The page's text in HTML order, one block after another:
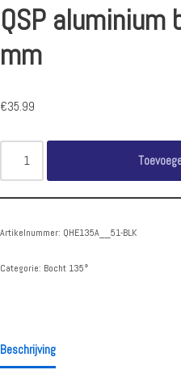
QSP
mm
€35.99
Artikelnummer: QHE135A__51-BLK
Categorie: Bocht 135°
Beschrijving